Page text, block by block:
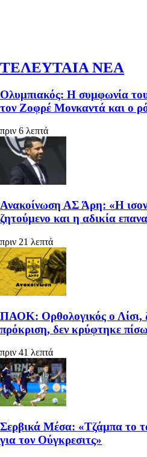
ΤΕΛΕΥΤΑΙΑ ΝΕΑ
Ολυμπιακός: Η συμφωνία
τον Ζοφρέ Μονκαντά και ο
πριν 6 λεπτά
Ανακοίνωση ΑΣ Άρη: «Η
ζητούμενο και η αδικία
πριν 21 λεπτά
ΠΑΟΚ: Ορθολογικός ο Λίσι,
πρόκριση, δεν κρύφτηκε
πριν 41 λεπτά
Σερβικά Μέσα: «Τζάμπα το
για τον Ούγκρεσιτς»